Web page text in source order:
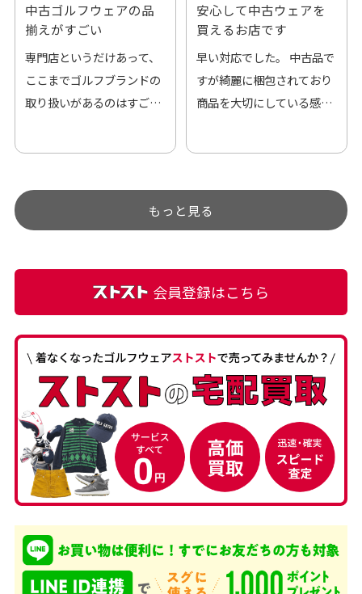
中古ゴルフウェアの品
揃えがすごい
専門店というだけあって、
ここまでゴルフブランドの
取り扱いがあるのはすご
す。
安心して中古ウェアを
買えるお店です
早い対応でした。 中古品で
すが綺麗に梱包されており
商品を大切にしている感が
うぐらい目立つことなく綺
麗な商品でお安く購入でき
もっと見る
会員登録はこちら